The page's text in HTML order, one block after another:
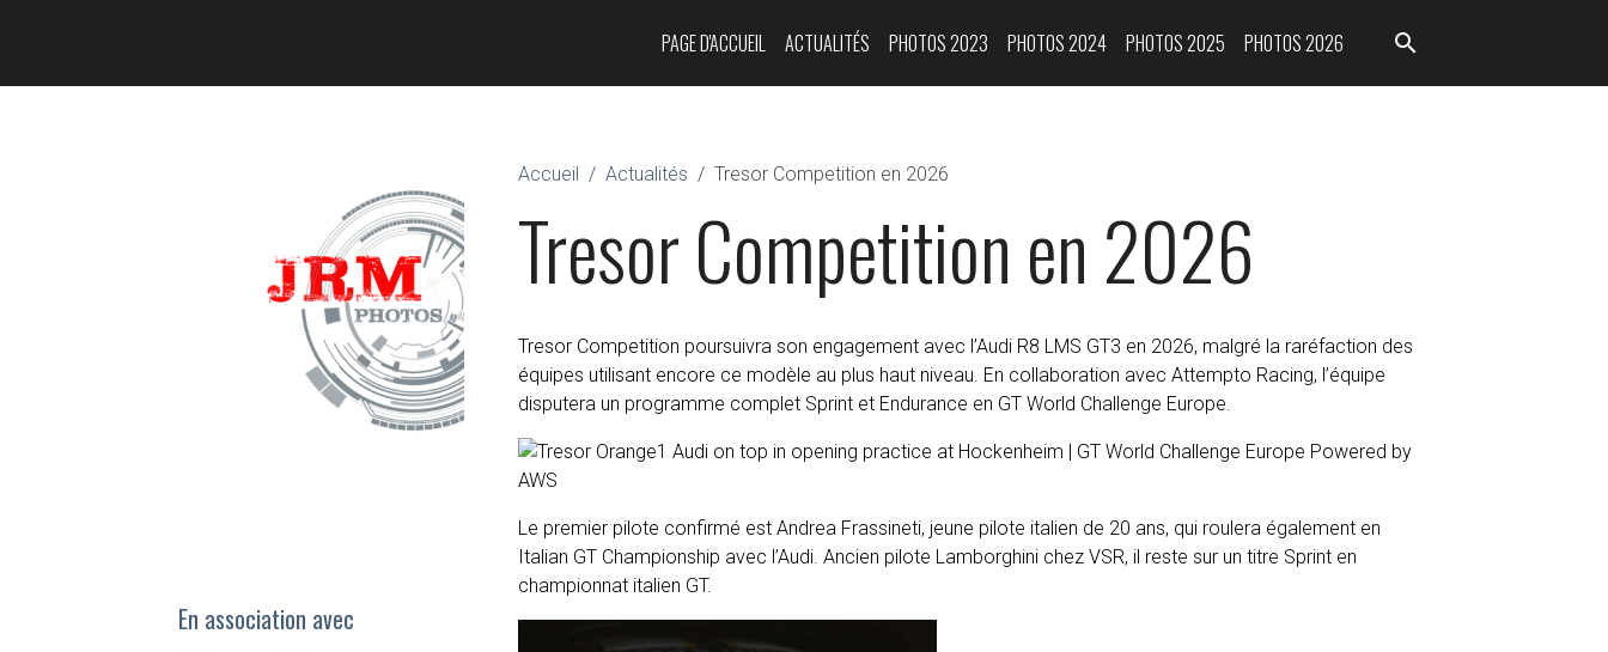
PAGE D'ACCUEIL ACTUALITÉS PHOTOS 2023 PHOTOS 2024 PHOTOS 2025 PHOTOS 2026
Accueil Actualités Tresor Competition en 2026
Tresor Competition en 2026
Tresor Competition poursuivra son engagement avec l’Audi R8 LMS GT3 en 2026, malgré la raréfaction des
équipes utilisant encore ce modèle au plus haut niveau. En collaboration avec Attempto Racing, l’équipe
disputera un programme complet Sprint et Endurance en GT World Challenge Europe.
Le premier pilote confirmé est Andrea Frassineti, jeune pilote italien de 20 ans, qui roulera également en
Italian GT Championship avec l’Audi. Ancien pilote Lamborghini chez VSR, il reste sur un titre Sprint en
championnat italien GT.
En association avec